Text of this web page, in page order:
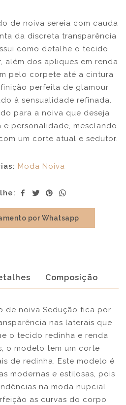
de noiva sereia com cauda
da discreta transparência
como detalhe o tecido
além dos apliques em renda
pelo corpete até a cintura
perfeita de glamour
à sensualidade refinada.
para a noiva que deseja
personalidade, mesclando
um corte atual e sedutor.
Moda Noiva
por Whatsapp
Composição
de noiva Sedução fica por
nas laterais que
o tecido redinha e renda
o modelo tem um corte
de redinha. Este modelo é
modernas e estilosas, pois
na moda nupcial
as curvas do corpo